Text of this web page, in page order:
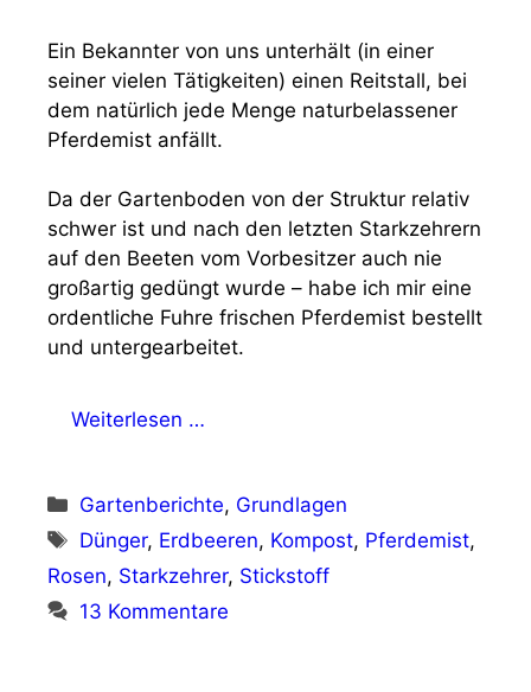
Ein Bekannter von uns unterhält (in einer
seiner vielen Tätigkeiten) einen Reitstall, bei
dem natürlich jede Menge naturbelassener
Pferdemist anfällt.
Da der Gartenboden von der Struktur relativ
schwer ist und nach den letzten Starkzehrern
auf den Beeten vom Vorbesitzer auch nie
großartig gedüngt wurde – habe ich mir eine
ordentliche Fuhre frischen Pferdemist bestellt
und untergearbeitet.
Weiterlesen …
Kategorien
Gartenberichte, Grundlagen
Schlagwörter
Dünger, Erdbeeren, Kompost, Pferdemist,
Rosen, Starkzehrer, Stickstoff
13 Kommentare